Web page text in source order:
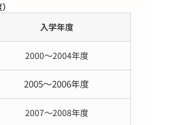
入学年度
2000～2004年度
2005～2006年度
2007～2008年度